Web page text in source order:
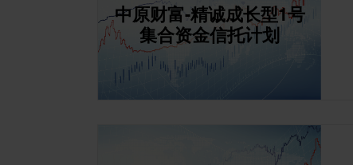
中原财富-精诚成长型1号
集合资金信托计划